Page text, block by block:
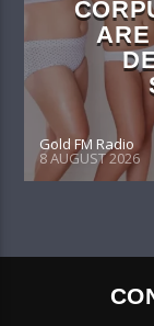
ARE
Gold FM Radio
8 AUGUST 2026